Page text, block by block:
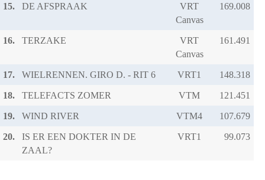
15. DE AFSPRAAK
VRT
Canvas
16. TERZAKE
VRT
Canvas
17. WIELRENNEN. GIRO D. - RIT 6 VRT1
18. TELEFACTS ZOMER VTM
19. WIND RIVER VTM4
20.
IS ER EEN DOKTER IN DE
ZAAL?
VRT1